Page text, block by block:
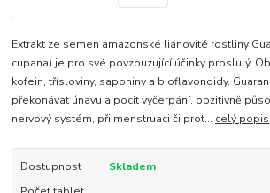
Extrakt ze semen amazonské liánovité rostliny
cupana) je pro své povzbuzující účinky proslulý.
kofein, třísloviny, saponiny a bioflavonoidy.
překonávat únavu a pocit vyčerpání, pozitivně
nervový systém, při menstruaci či prot... celý popis
Dostupnost
Skladem